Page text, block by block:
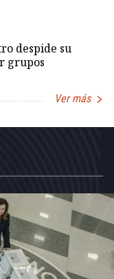
despide su
grupos
Ver más